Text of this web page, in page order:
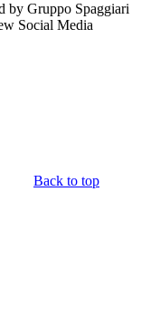
by Gruppo Spaggiari
Social Media
Back to top